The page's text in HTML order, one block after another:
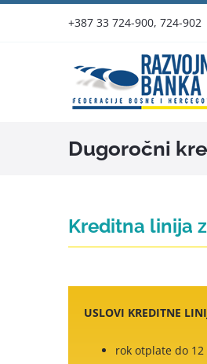
+387 33 724-900, 724-902
Dugoročni
Kreditna linija
USLOVI KREDITNE
rok otplate do 12